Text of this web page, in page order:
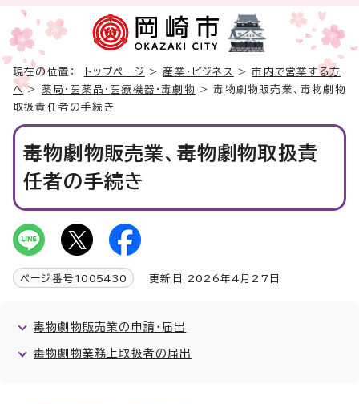
現在の位置： トップページ > 産業・ビジネス >市内で営業する方
へ> 薬局・医薬品・医療機器・毒劇物
> 毒物劇物販売業、毒物劇物
取扱責任者の手続き
毒物劇物販売業、毒物劇物取扱責
任者の手続き
ページ番号 1005430 更新日 2026年4月27日
毒物劇物販売業の申請・届出
毒物劇物業務上取扱者の届出